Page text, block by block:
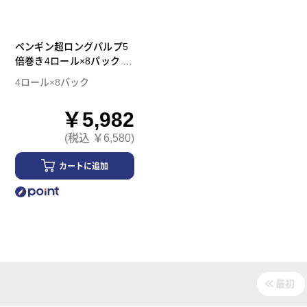
ペンギン超ロングパルプ5
倍巻き4ロール×8パック ダ
ブル トイレットペーパー
4ロール×8パック
￥5,982
(税込 ￥6,580)
カートに追加
最初